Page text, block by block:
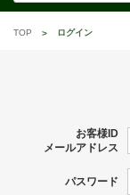
TOP ログイン
お客様ID
メールアドレス
パスワード